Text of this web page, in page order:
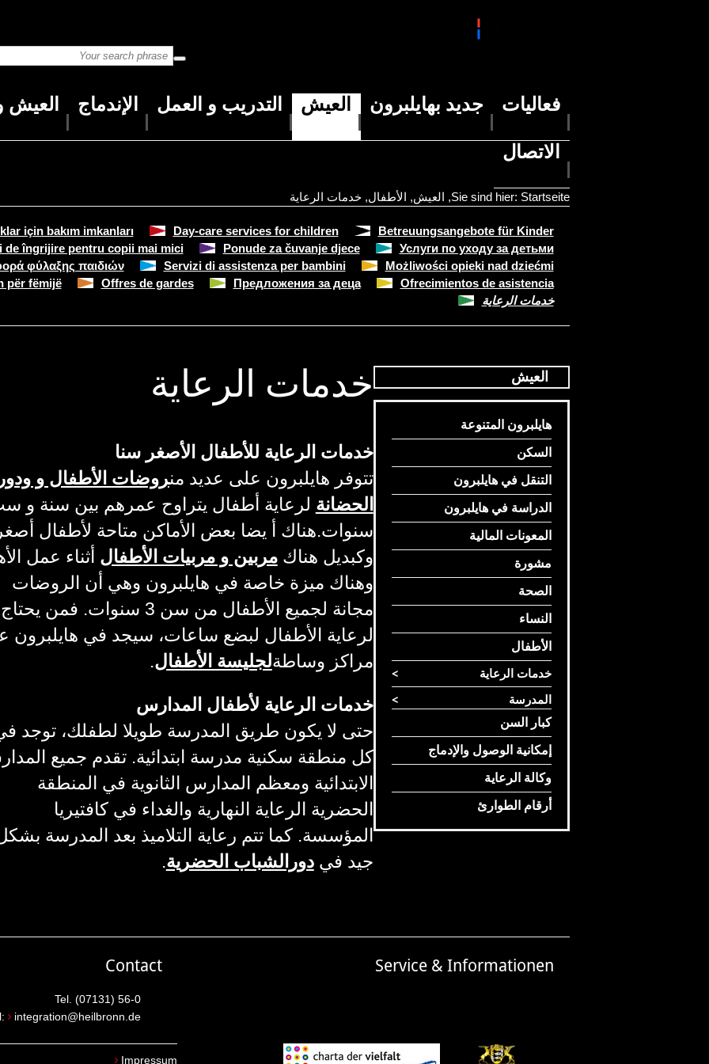
فعاليات جديد بهايلبرون العيش التدريب و العمل الإندماج العيش
الاتصال
Sie sind hier: Startseite
, العيش, الأطفال,خدمات الرعاية
Betreuungsangebote für Kinder
Day-care services for children
için bakım imkanları
Услуги по уходу за детьми
Ponude za čuvanje djece
de îngrijire pentru copii mai mici
Możliwości opieki nad dziećmi
Servizi di assistenza per bambini
φύλαξης παιδιών
Ofrecimientos de asistencia
Предложения за деца
Offres de gardes
për fëmijë
خدمات الرعاية
العيش
هايلبرون المتنوعة
السكن
التنقل في هايلبرون
الدراسة في هايلبرون
المعونات المالية
مشورة
الصحة
النساء
الأطفال
>
خدمات الرعاية
>
المدرسة
كبار السن
إمكانية الوصول والإدماج
وكالة الرعاية
أرقام الطوارئ
خدمات الرعاية
خدمات الرعاية للأطفال الأصغر سنا
تتوفر هايلبرون على عديد منروضات الأطفال و ودور
الحضانة لرعاية أطفال يتراوح عمرهم بين سنة و
سنوات.هناك أ يضا بعض الأماكن متاحة لأطفال
وكبديل هناكمربين و مربيات الأطفال أثناء عمل
وهناك ميزة خاصة في هايلبرون وهي أن الروضات
مجانة لجميع الأطفال من سن 3 سنوات. فمن يحتاج
لرعاية الأطفال لبضع ساعات، سيجد في هايلبرون
مراكز وساطةلجليسة الأطفال.
خدمات الرعاية لأطفال المدارس
حتى لا يكون طريق المدرسة طويلا لطفلك، توجد
كل منطقة سكنية مدرسة ابتدائية. تقدم جميع
الابتدائية ومعظم المدارس الثانوية في المنطقة
الحضرية الرعاية النهارية والغداء في كافتيريا
المؤسسة. كما تتم رعاية التلاميذ بعد المدرسة
جيد فيدورالشباب الحضرية.
Contact
Tel. (07131) 56-0
integration@heilbronn.de
Service & Informationen
Impressum